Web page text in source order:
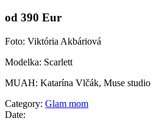
od 390 Eur
Foto: Viktória Akbáriová
Modelka: Scarlett
MUAH: Katarína Vlčák, Muse studio
Category: Glam mom
Date: